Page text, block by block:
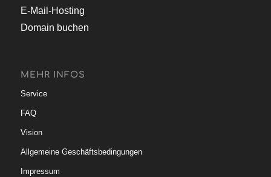
E-Mail-Hosting
Domain buchen
MEHR INFOS
Service
FAQ
Vision
Allgemeine Geschäftsbedingungen
Impressum